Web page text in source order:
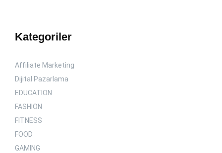
Kategoriler
Affiliate Marketing
Dijital Pazarlama
EDUCATION
FASHION
FITNESS
FOOD
GAMING